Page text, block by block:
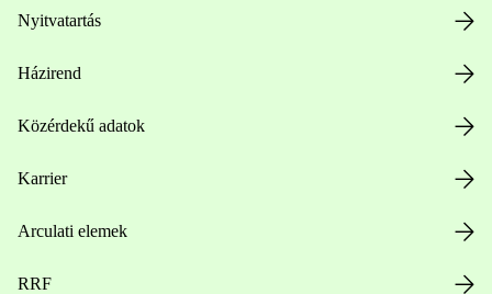
Nyitvatartás
Házirend
Közérdekű adatok
Karrier
Arculati elemek
RRF